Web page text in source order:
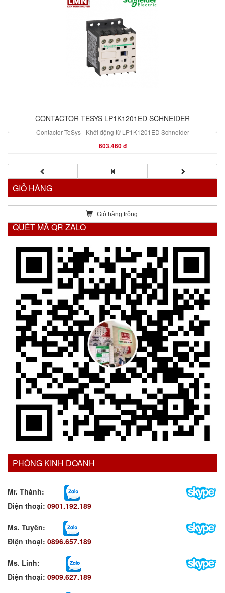
CONTACTOR TESYS LP1K1201ED SCHNEIDER
Contactor TeSys - Khởi động từ LP1K1201ED Schneider
603.460 đ
GIỎ HÀNG
Giỏ hàng trống
QUÉT MÃ QR ZALO
PHÒNG KINH DOANH
Mr. Thành:
Điện thoại: 0901.192.189
Ms. Tuyền:
Điện thoại: 0896.657.189
Ms. Linh:
Điện thoại: 0909.627.189